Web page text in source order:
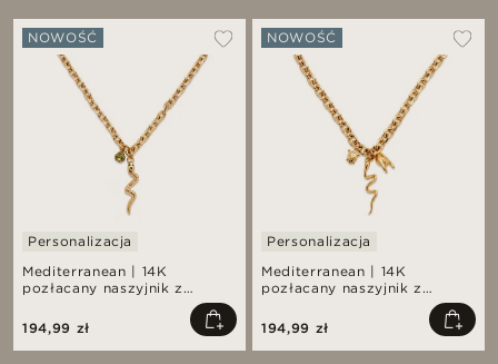
Mediterranean | 14K
pozłacany naszyjnik z
zawieszką pavé z cyrkonii w
kolorze szmaragdowej
zieleni i zawieszką w
kształcie węża
NOWOŚĆ
Personalizacja
194,99 zł
Mediterranean | 14K
pozłacany naszyjnik z
NOWOŚĆ
Personalizacja
194,99 zł